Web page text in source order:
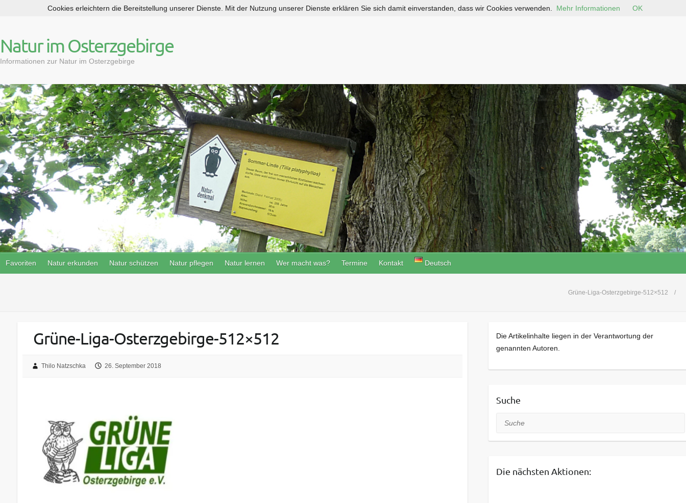
p
t
c
o
n
t
e
n
t
Natur im Osterzgebirge
Informationen zur Natur im Osterzgebirge
Favoriten Natur erkunden Natur schützen Natur pflegen Natur lernen Wer macht was? Termine Kontakt Deutsch
Grüne-Liga-Osterzgebirge-512×512
Grüne-Liga-Osterzgebirge-512×512
Thilo Natzschka 26. September 2018
Die Artikelinhalte liegen in der Verantwortung der
genannten Autoren.
Suche
Suche
Die nächsten Aktionen:
Cookies erleichtern die Bereitstellung unserer Dienste. Mit der Nutzung unserer Dienste erklären Sie sich damit einverstanden, dass wir Cookies verwenden. Mehr Informationen OK